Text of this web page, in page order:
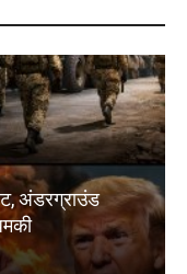
अंडरग्राउंड